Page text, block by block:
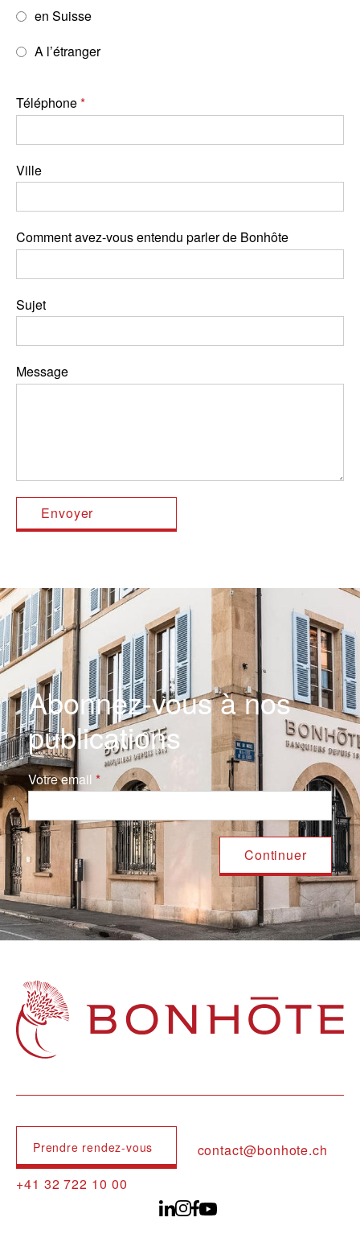
en Suisse
A l’étranger
Téléphone
Ville
Comment avez-vous entendu parler de Bonhôte
Sujet
Message
Abonnez-vous à nos
publications
Votre email
Navigation principale
Prendre rendez-vous
contact@bonhote.ch
+41 32 722 10 00